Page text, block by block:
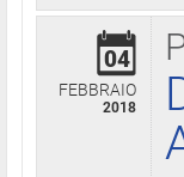
04
FEBBRAIO
2018